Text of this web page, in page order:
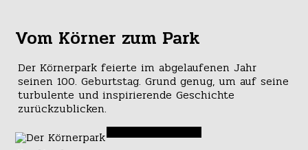
Vom Körner zum Park
Der Körnerpark feierte im abgelaufenen Jahr
seinen 100. Geburtstag. Grund genug, um auf seine
turbulente und inspirierende Geschichte
zurückzublicken.